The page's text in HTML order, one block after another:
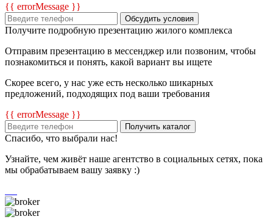
{{ errorMessage }}
Обсудить условия
Получите подробную презентацию жилого комплекса
Отправим презентацию в мессенджер или позвоним, чтобы
познакомиться и понять, какой вариант вы ищете
Скорее всего, у нас уже есть несколько шикарных
предложений, подходящих под ваши требования
{{ errorMessage }}
Получить каталог
Спасибо, что выбрали нас!
Узнайте, чем живёт наше агентство в социальных сетях, пока
мы обрабатываем вашу заявку :)